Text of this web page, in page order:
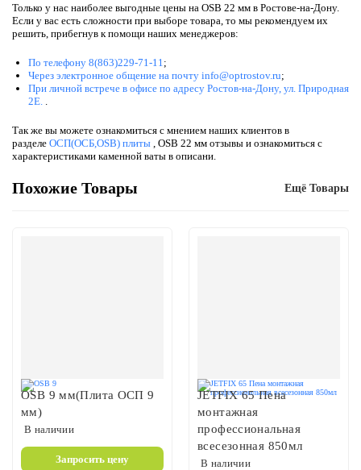
Только у нас наиболее выгодные цены на OSB 22 мм в Ростове-на-Дону.
Если у вас есть сложности при выборе товара, то мы рекомендуем их
решить, прибегнув к помощи наших менеджеров:
По телефону 8(863)229-71-11 ;
Через электронное общение на почту info@optrostov.ru;
При личной встрече в офисе по адресу Ростов-на-Дону, ул. Природная
2Е.
Так же вы можете ознакомиться с мнением наших клиентов в
разделе ОСП(ОСБ,OSB) плиты , OSB 22 мм отзывы и ознакомиться с
характеристиками каменной ваты в описани.
Похожие Товары Ещё Товары
OSB 9 мм(Плита ОСП 9
мм)
В наличии
Запросить цену
JETFIX 65 Пена
монтажная
профессиональная
всесезонная 850мл
В наличии